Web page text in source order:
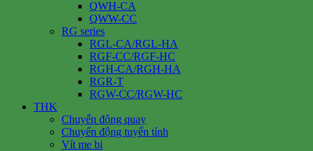
QWH-CA
QWW-CC
RG series
RGL-CA/RGL-HA
RGF-CC/RGF-HC
RGH-CA/RGH-HA
RGR-T
RGW-CC/RGW-HC
THK
Chuyển động quay
Chuyển động tuyến tính
Vít me bi